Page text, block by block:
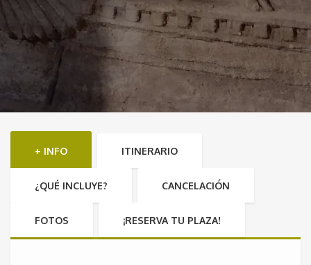
+ INFO ITINERARIO
¿QUÉ INCLUYE? CANCELACIÓN
FOTOS ¡RESERVA TU PLAZA!